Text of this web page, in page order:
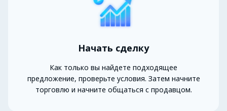
Начать сделку
Как только вы найдете подходящее
предложение, проверьте условия. Затем начните
торговлю и начните общаться с продавцом.